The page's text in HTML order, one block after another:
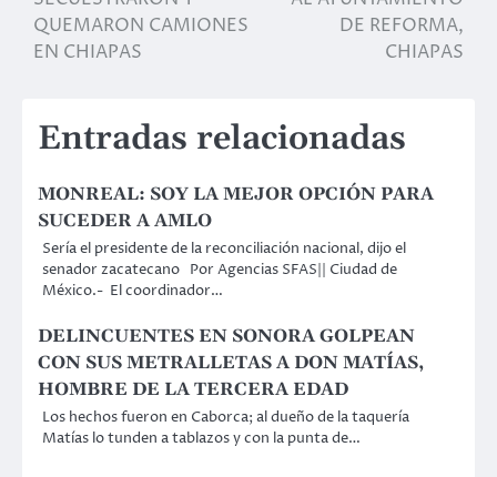
de
entradas
QUEMARON CAMIONES
EN CHIAPAS
DE REFORMA,
CHIAPAS
Entradas relacionadas
MONREAL: SOY LA MEJOR OPCIÓN PARA
SUCEDER A AMLO
Sería el presidente de la reconciliación nacional, dijo el
senador zacatecano Por Agencias SFAS|| Ciudad de
México.- El coordinador…
DELINCUENTES EN SONORA GOLPEAN
CON SUS METRALLETAS A DON MATÍAS,
HOMBRE DE LA TERCERA EDAD
Los hechos fueron en Caborca; al dueño de la taquería
Matías lo tunden a tablazos y con la punta de…